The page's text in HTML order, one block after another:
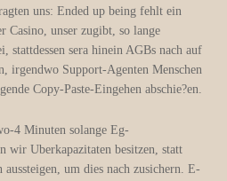
uns: Ended up being fehlt ein
Casino, unser zugibt, so lange
stattdessen sera hinein AGBs nach auf
irgendwo Support-Agenten Menschen
Copy-Paste-Eingehen abschie?en.
4 Minuten solange Eg-
wir Uberkapazitaten besitzen, statt
um dies nach zusichern. E-